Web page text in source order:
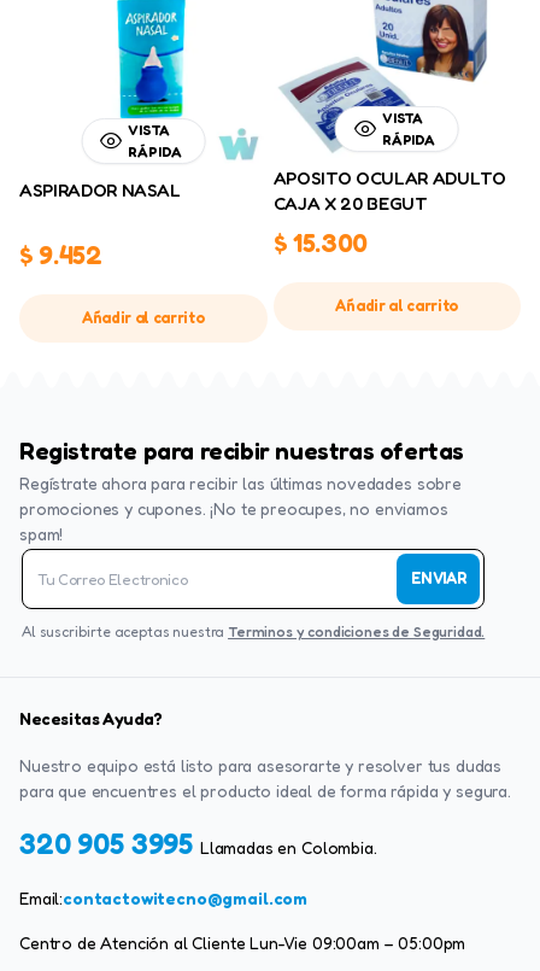
VISTA
RÁPIDA
ASPIRADOR NASAL
$ 9.452
Añadir al carrito
VISTA
RÁPIDA
APOSITO OCULAR ADULTO
CAJA X 20 BEGUT
$15.300
Añadir al carrito
Registrate para recibir nuestras ofertas
Regístrate ahora para recibir las últimas novedades sobre
promociones y cupones. ¡No te preocupes, no enviamos
spam!
ENVIAR
Al suscribirte aceptas nuestra Terminos y condiciones de Seguridad.
Necesitas Ayuda?
Nuestro equipo está listo para asesorarte y resolver tus dudas
para que encuentres el producto ideal de forma rápida y segura.
320 905 3995 Llamadas en Colombia.
Email:contactowitecno@gmail.com
Centro de Atención al Cliente Lun-Vie 09:00am – 05:00pm